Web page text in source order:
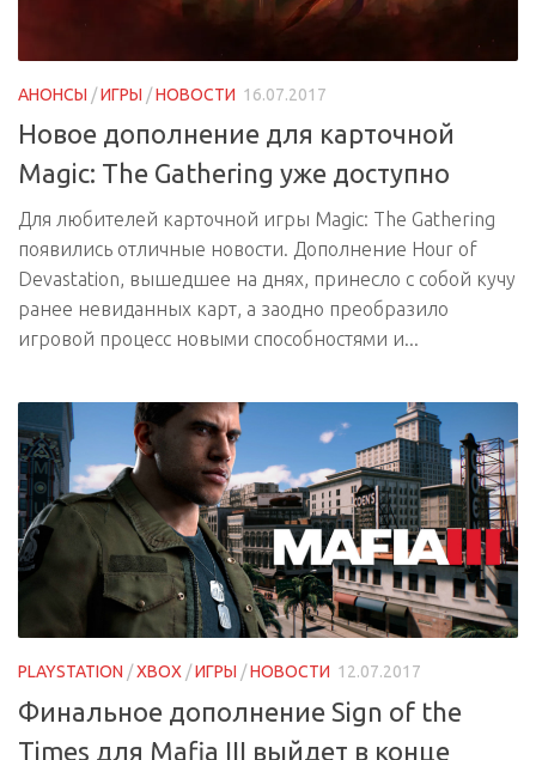
АНОНСЫ /ИГРЫ /НОВОСТИ 16.07.2017
Новое дополнение для карточной
Magic: The Gathering уже доступно
Для любителей карточной игры Magic: The Gathering
появились отличные новости. Дополнение Hour of
Devastation, вышедшее на днях, принесло с собой кучу
ранее невиданных карт, а заодно преобразило
игровой процесс новыми способностями и...
PLAYSTATION /XBOX /ИГРЫ /НОВОСТИ 12.07.2017
Финальное дополнение Sign of the
Times для Mafia III выйдет в конце